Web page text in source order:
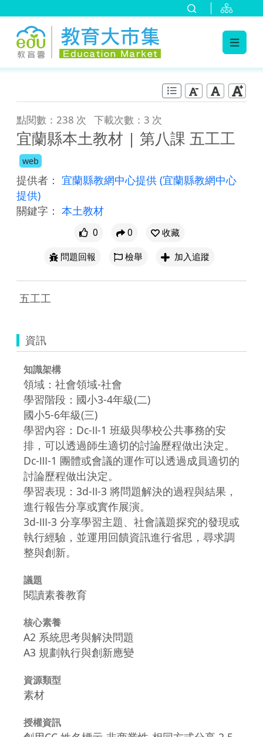
點閱數：238 次 下載次數：3 次
宜蘭縣本土教材 | 第八課 五工工
web
提供者： 宜蘭縣教網中心提供 (宜蘭縣教網中心
提供)
關鍵字： 本土教材
0 0
收藏
問題回報
檢舉 加入追蹤
五工工
資訊
知識架構
領域：社會領域-社會
學習階段：國小3-4年級(二)
國小5-6年級(三)
學習內容：Dc-Ⅱ-1 班級與學校公共事務的安
排，可以透過師生適切的討論歷程做出決定。
Dc-Ⅲ-1 團體或會議的運作可以透過成員適切的
討論歷程做出決定。
學習表現：3d-Ⅱ-3 將問題解決的過程與結果，
進行報告分享或實作展演。
3d-Ⅲ-3 分享學習主題、社會議題探究的發現或
執行經驗，並運用回饋資訊進行省思，尋求調
整與創新。
議題
閱讀素養教育
核心素養
A2 系統思考與解決問題
A3 規劃執行與創新應變
資源類型
素材
授權資訊